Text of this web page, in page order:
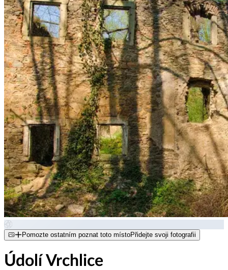
Pomozte ostatním poznat toto místoPřidejte svoji fotografii
Údolí Vrchlice